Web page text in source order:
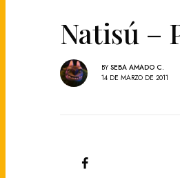
Natisú –
BY SEBA AMADO C.
14 DE MARZO DE 2011